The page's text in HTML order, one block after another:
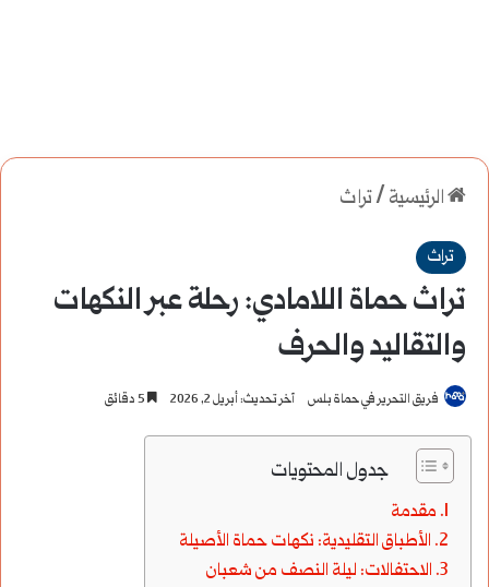
الرئيسية /تراث
تراث
تراث حماة اللامادي: رحلة عبر النكهات
والتقاليد والحرف
فريق التحرير في حماة بلس آخر تحديث: أبريل 2, 2026
جدول المحتويات
مقدمة
الأطباق التقليدية: نكهات حماة الأصيلة
الاحتفالات: ليلة النصف من شعبان